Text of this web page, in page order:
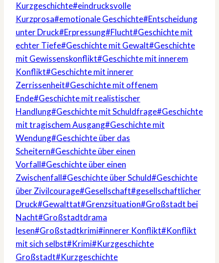
Kurzgeschichte#eindrucksvolle
Kurzprosa#emotionale Geschichte#Entscheidung
unter Druck#Erpressung#Flucht#Geschichte mit
echter Tiefe#Geschichte mit Gewalt#Geschichte
mit Gewissenskonflikt#Geschichte mit innerem
Konflikt#Geschichte mit innerer
Zerrissenheit#Geschichte mit offenem
Ende#Geschichte mit realistischer
Handlung#Geschichte mit Schuldfrage#Geschichte
mit tragischem Ausgang#Geschichte mit
Wendung#Geschichte über das
Scheitern#Geschichte über einen
Vorfall#Geschichte über einen
Zwischenfall#Geschichte über Schuld#Geschichte
über Zivilcourage#Gesellschaft#gesellschaftlicher
Druck#Gewalttat#Grenzsituation#Großstadt bei
Nacht#Großstadtdrama
lesen#Großstadtkrimi#innerer Konflikt#Konflikt
mit sich selbst#Krimi#Kurzgeschichte
Großstadt#Kurzgeschichte